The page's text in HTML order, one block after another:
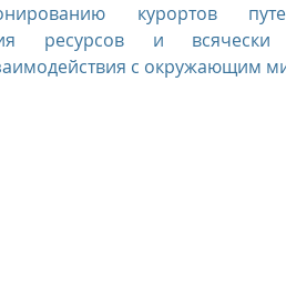
Oberoi Hotels & Resorts
курортов
ресурсов и всячески
с окружающим